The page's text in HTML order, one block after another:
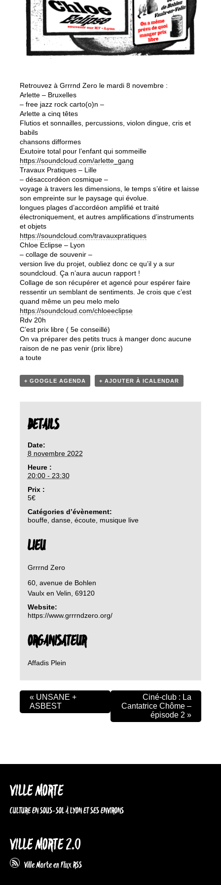
Retrouvez à Grrrnd Zero le mardi 8 novembre :
Arlette – Bruxelles
– free jazz rock carto(o)n –
Arlette a cinq têtes
Flutios et sonnailles, percussions, violon dingue, cris et
babils
chansons difformes
Exutoire total pour l’enfant qui sommeille
https://soundcloud.com/arlette_gang
Travaux Pratiques – Lille
– désaccordéon cosmique –
voyage à travers les dimensions, le temps s’étire et laisse
son empreinte sur le paysage qui évolue.
longues plages d’accordéon amplifié et traité
électroniquement, et autres amplifications d’instruments
et objets
https://soundcloud.com/travauxpratiques
Chloe Eclipse – Lyon
– collage de souvenir –
version live du projet, oubliez donc ce qu’il y a sur
soundcloud. Ça n’aura aucun rapport !
Collage de son récupérer et agencé pour espérer faire
ressentir un semblant de sentiments. Je crois que c’est
quand même un peu melo melo
https://soundcloud.com/chloeeclipse
Rdv 20h
C’est prix libre ( 5e conseillé)
On va préparer des petits trucs à manger donc aucune
raison de ne pas venir (prix libre)
a toute
+ GOOGLE AGENDA + AJOUTER À ICALENDAR
DETAILS
Date:
8 novembre 2022
Heure :
20:00 - 23:30
Prix :
5€
Catégories d’évènement:
bouffe, danse, écoute, musique live
LIEU
Grrrnd Zero
60, avenue de Bohlen
Vaulx en Velin 69120
Website:
https://www.grrrndzero.org/
ORGANISATEUR
Affadis Plein
« UNSANE +
ASBEST
Ciné-club : La
Cantatrice Chôme –
épisode 2 »
VILLE MORTE
CULTURE EN SOUS-SOL À LYON ET SES ENVIRONS
VILLE MORTE 2.0
Ville Morte en Flux RSS